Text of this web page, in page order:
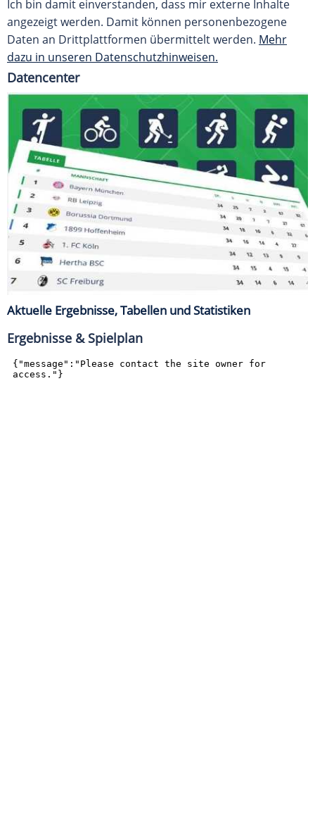
Ich bin damit einverstanden, dass mir externe Inhalte
angezeigt werden. Damit können personenbezogene
Daten an Drittplattformen übermittelt werden. Mehr
dazu in unseren Datenschutzhinweisen.
Datencenter
Aktuelle Ergebnisse, Tabellen und Statistiken
Ergebnisse & Spielplan